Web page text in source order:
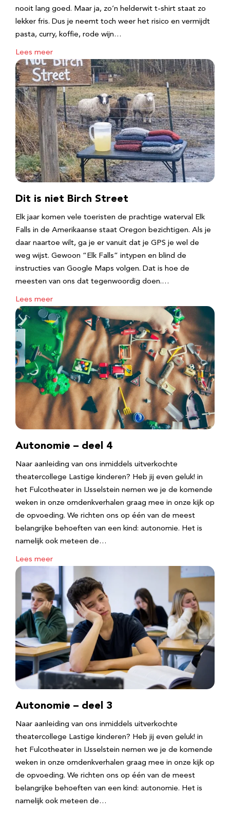
nooit lang goed. Maar ja, zo’n helderwit t-shirt staat zo
lekker fris. Dus je neemt toch weer het risico en vermijdt
pasta, curry, koffie, rode wijn…
Lees meer
Dit is niet Birch Street
Elk jaar komen vele toeristen de prachtige waterval Elk
Falls in de Amerikaanse staat Oregon bezichtigen. Als je
daar naartoe wilt, ga je er vanuit dat je GPS je wel de
weg wijst. Gewoon “Elk Falls” intypen en blind de
instructies van Google Maps volgen. Dat is hoe de
meesten van ons dat tegenwoordig doen.…
Lees meer
Autonomie – deel 4
Naar aanleiding van ons inmiddels uitverkochte
theatercollege Lastige kinderen? Heb jij even geluk! in
het Fulcotheater in IJsselstein nemen we je de komende
weken in onze omdenkverhalen graag mee in onze kijk op
de opvoeding. We richten ons op één van de meest
belangrijke behoeften van een kind: autonomie. Het is
namelijk ook meteen de…
Lees meer
Autonomie – deel 3
Naar aanleiding van ons inmiddels uitverkochte
theatercollege Lastige kinderen? Heb jij even geluk! in
het Fulcotheater in IJsselstein nemen we je de komende
weken in onze omdenkverhalen graag mee in onze kijk op
de opvoeding. We richten ons op één van de meest
belangrijke behoeften van een kind: autonomie. Het is
namelijk ook meteen de…